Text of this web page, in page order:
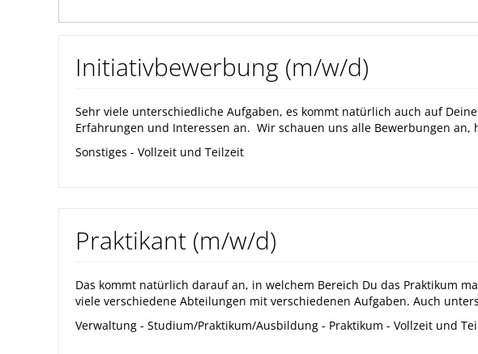
Initiativbewerbung (m/w/d)
Sehr viele unterschiedliche Aufgaben, es kommt natürlich auch auf
Erfahrungen und Interessen an. Wir schauen uns alle Bewerbungen an,
Sonstiges - Vollzeit und Teilzeit
Praktikant (m/w/d)
Das kommt natürlich darauf an, in welchem Bereich Du das Praktikum
viele verschiedene Abteilungen mit verschiedenen Aufgaben. Auch
Verwaltung - Studium/Praktikum/Ausbildung - Praktikum - Vollzeit und